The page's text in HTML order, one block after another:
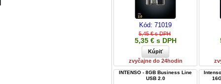
Kód: 71019
5,45 € s DPH
5,35 € s DPH
zvyčajne do 24hodin
INTENSO - 8GB Business Line
USB 2.0